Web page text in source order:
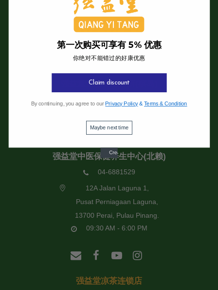
强益堂全息中医诊所(槟岛)
11600 Pulau Pinang.
强益堂中医保健养生中心(北赖)
04-6881529
12A Jalan Laguna 1,
Pusat Perniagaan Laguna,
13700 Perai, Pulau Pinang.
09:30 AM - 6:00 PM
强益堂凉茶连锁店
第一次购买可享有 5% 优惠
你绝对不能错过的好康优惠
Claim discount
By continuing, you agree to our Privacy Policy&Terms & Condition
Maybe next time